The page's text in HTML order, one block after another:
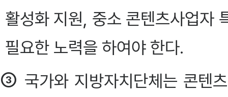
활성화 지원, 중소 콘텐츠사업자
필요한 노력을 하여야 한다.
③ 국가와 지방자치단체는 콘텐